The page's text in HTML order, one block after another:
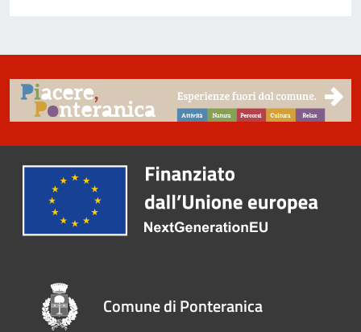
Comune di Ponteranica